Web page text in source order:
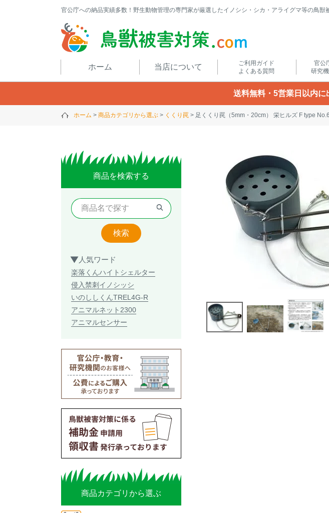
官公庁への納品実績多数！野生動物管理の専門家が厳選したイノシシ・シカ・アライグマ等の鳥獣
ホーム 当店について
ご利用ガイド
よくある質問
官公
研究
送料無料・5営業日以内に
ホーム 商品カテゴリから選ぶ くくり罠 足くくり罠（5mm・20cm） 栄ヒルズ F type
商品を検索する
検索
人気ワード
楽落くんハイトシェルター
侵入禁刺 イノシッシ
いのししくんTREL4G-R
アニマルネット2300
アニマルセンサー
商品カテゴリから選ぶ